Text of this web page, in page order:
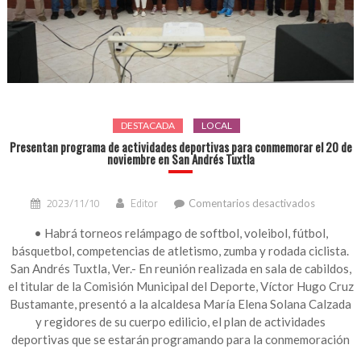
DESTACADA LOCAL
Presentan programa de actividades deportivas para conmemorar el 20 de
noviembre en San Andrés Tuxtla
2023/11/10 Editor Comentarios desactivadosen
programa
de
para
el
20
• Habrá torneos relámpago de softbol, voleibol, fútbol,
básquetbol, competencias de atletismo, zumba y rodada ciclista.
San Andrés Tuxtla, Ver.- En reunión realizada en sala de cabildos,
el titular de la Comisión Municipal del Deporte, Víctor Hugo Cruz
Bustamante, presentó a la alcaldesa María Elena Solana Calzada
y regidores de su cuerpo edilicio, el plan de actividades
deportivas que se estarán programando para la conmemoración